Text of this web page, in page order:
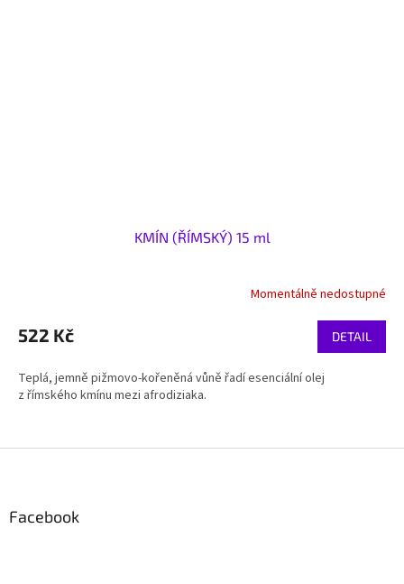
KMÍN (ŘÍMSKÝ) 15 ml
Momentálně nedostupné
522 Kč DETAIL
Teplá, jemně pižmovo-kořeněná vůně řadí esenciální olej
z římského kmínu mezi afrodiziaka.
Facebook